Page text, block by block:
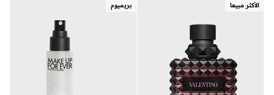
الأكثر مبيعا بريميوم